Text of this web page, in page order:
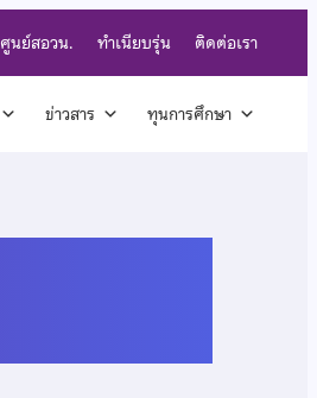
ศูนย์สอวน. ทำเนียบรุ่น ติดต่อเรา
ข่าวสาร ทุนการศึกษา